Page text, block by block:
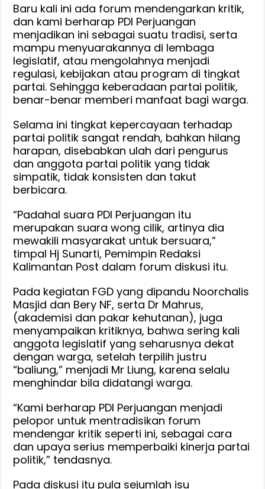
Baru kali ini ada forum mendengarkan kritik,
dan kami berharap PDI Perjuangan
menjadikan ini sebagai suatu tradisi, serta
mampu menyuarakannya di lembaga
legislatif, atau mengolahnya menjadi
regulasi, kebijakan atau program di tingkat
partai. Sehingga keberadaan partai politik,
benar-benar memberi manfaat bagi warga.
Selama ini tingkat kepercayaan terhadap
partai politik sangat rendah, bahkan hilang
harapan, disebabkan ulah dari pengurus
dan anggota partai politik yang tidak
simpatik, tidak konsisten dan takut
berbicara.
“Padahal suara PDI Perjuangan itu
merupakan suara wong cilik, artinya dia
mewakili masyarakat untuk bersuara,”
timpal Hj Sunarti, Pemimpin Redaksi
Kalimantan Post dalam forum diskusi itu.
Pada kegiatan FGD yang dipandu Noorchalis
Masjid dan Bery NF, serta Dr Mahrus,
(akademisi dan pakar kehutanan), juga
menyampaikan kritiknya, bahwa sering kali
anggota legislatif yang seharusnya dekat
dengan warga, setelah terpilih justru
“baliung,” menjadi Mr Liung, karena selalu
menghindar bila didatangi warga.
“Kami berharap PDI Perjuangan menjadi
pelopor untuk mentradisikan forum
mendengar kritik seperti ini, sebagai cara
dan upaya serius memperbaiki kinerja partai
politik,” tendasnya.
Pada diskusi itu pula sejumlah isu